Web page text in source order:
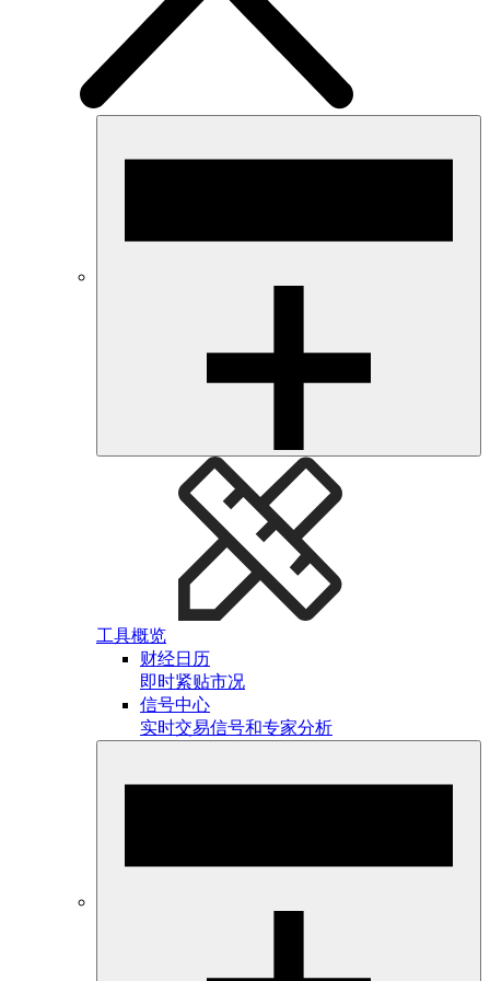
工具概览
财经日历
即时紧贴市况
信号中心
实时交易信号和专家分析